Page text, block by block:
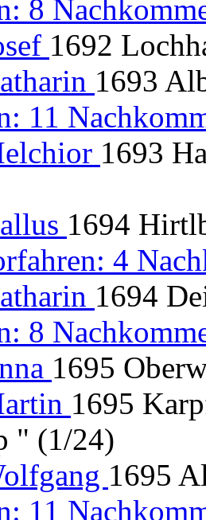
8
1692
1693
11
1693
1694
4
1694
8
1695
1695
" (1/24)
1695
11